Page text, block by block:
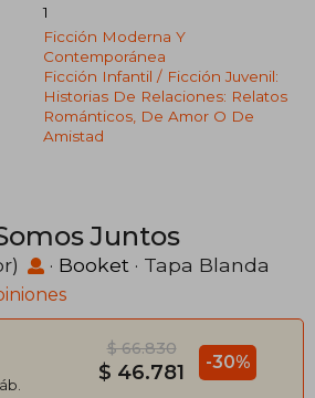
1
Ficción Moderna Y
Contemporánea
Ficción Infantil / Ficción Juvenil:
Historias De Relaciones: Relatos
Románticos, De Amor O De
Amistad
Juntos
· Booket · Tapa Blanda
$ 66.830
$ 46.781 -30%